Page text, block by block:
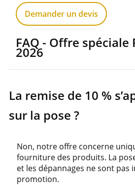
Demander un devis
FAQ - Offre
2026
La remise de 10 %
sur la pose ?
Non, notre offre concerne
fourniture des produits. La
et les dépannages ne sont pas
promotion.